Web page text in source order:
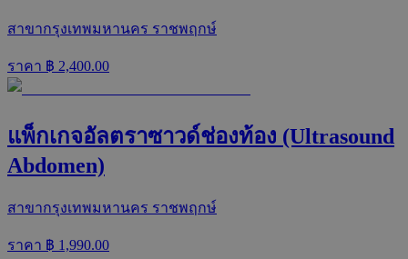
สาขากรุงเทพมหานคร ราชพฤกษ์
ราคา ฿ 2,400.00
แพ็กเกจอัลตราซาวด์ช่องท้อง (Ultrasound
Abdomen)
สาขากรุงเทพมหานคร ราชพฤกษ์
ราคา ฿ 1,990.00